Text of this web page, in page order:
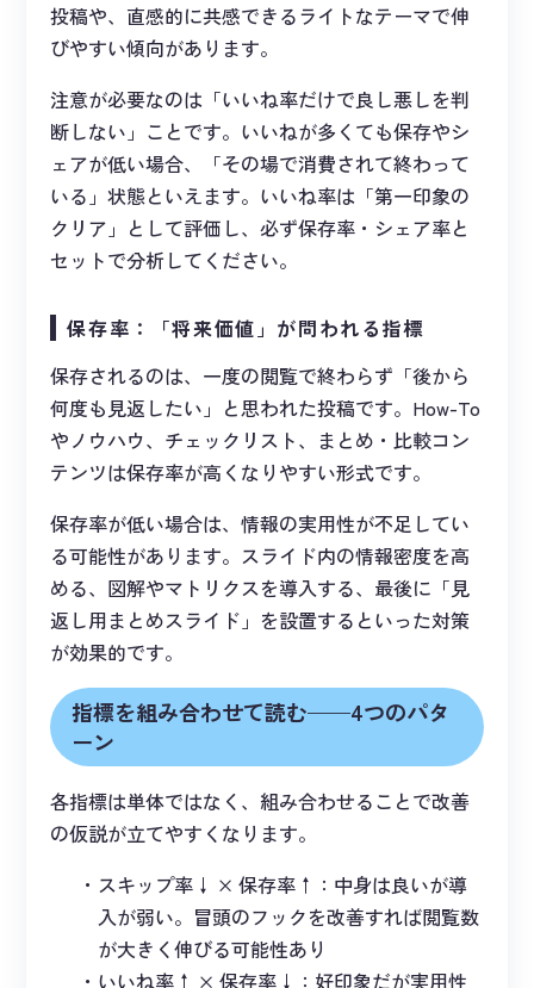
投稿や、直感的に共感できるライトなテーマで伸
びやすい傾向があります。
注意が必要なのは「いいね率だけで良し悪しを判
断しない」ことです。いいねが多くても保存やシ
ェアが低い場合、「その場で消費されて終わって
いる」状態といえます。いいね率は「第一印象の
クリア」として評価し、必ず保存率・シェア率と
セットで分析してください。
保存率：「将来価値」が問われる指標
保存されるのは、一度の閲覧で終わらず「後から
何度も見返したい」と思われた投稿です。How-To
やノウハウ、チェックリスト、まとめ・比較コン
テンツは保存率が高くなりやすい形式です。
保存率が低い場合は、情報の実用性が不足してい
る可能性があります。スライド内の情報密度を高
める、図解やマトリクスを導入する、最後に「見
返し用まとめスライド」を設置するといった対策
が効果的です。
指標を組み合わせて読む——4つのパタ
ーン
各指標は単体ではなく、組み合わせることで改善
の仮説が立てやすくなります。
スキップ率↓ × 保存率↑：中身は良いが導
入が弱い。冒頭のフックを改善すれば閲覧数
が大きく伸びる可能性あり
いいね率↑ × 保存率↓：好印象だが実用性